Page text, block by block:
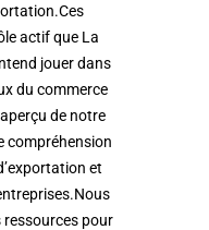
actif que La
jouer dans
du commerce
de notre
compréhension
et
ressources pour